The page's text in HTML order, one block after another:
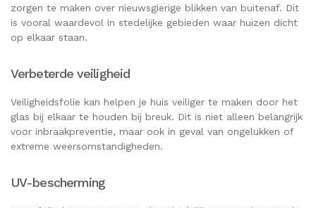
zorgen te maken over nieuwsgierige blikken van buitenaf. Dit
is vooral waardevol in stedelijke gebieden waar huizen dicht
op elkaar staan.
Verbeterde veiligheid
Veiligheidsfolie kan helpen je huis veiliger te maken door het
glas bij elkaar te houden bij breuk. Dit is niet alleen belangrijk
voor inbraakpreventie, maar ook in geval van ongelukken of
extreme weersomstandigheden.
UV-bescherming